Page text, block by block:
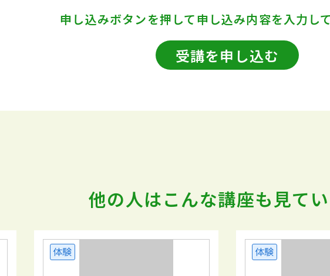
申し込みボタンを押して申し込み内容を入力し
受講を申し込む
他の人はこんな講座も見て
体験 体験